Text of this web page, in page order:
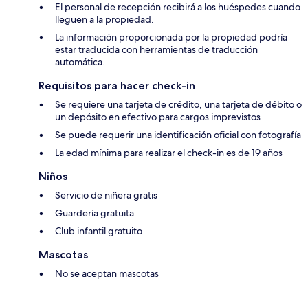
El personal de recepción recibirá a los huéspedes cuando
lleguen a la propiedad.
La información proporcionada por la propiedad podría
estar traducida con herramientas de traducción
automática.
Requisitos para hacer check-in
Se requiere una tarjeta de crédito, una tarjeta de débito o
un depósito en efectivo para cargos imprevistos
Se puede requerir una identificación oficial con fotografía
La edad mínima para realizar el check-in es de 19 años
Niños
Servicio de niñera gratis
Guardería gratuita
Club infantil gratuito
Mascotas
No se aceptan mascotas